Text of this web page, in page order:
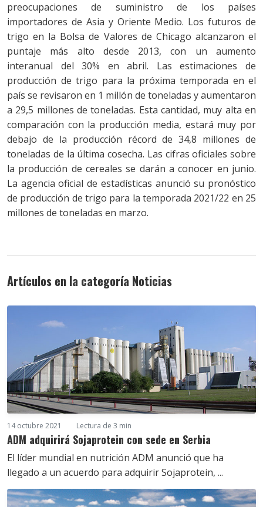
preocupaciones de suministro de los países
importadores de Asia y Oriente Medio. Los futuros de
trigo en la Bolsa de Valores de Chicago alcanzaron el
puntaje más alto desde 2013, con un aumento
interanual del 30% en abril. Las estimaciones de
producción de trigo para la próxima temporada en el
país se revisaron en 1 millón de toneladas y aumentaron
a 29,5 millones de toneladas. Esta cantidad, muy alta en
comparación con la producción media, estará muy por
debajo de la producción récord de 34,8 millones de
toneladas de la última cosecha. Las cifras oficiales sobre
la producción de cereales se darán a conocer en junio.
La agencia oficial de estadísticas anunció su pronóstico
de producción de trigo para la temporada 2021/22 en 25
millones de toneladas en marzo.
Artículos en la categoría Noticias
14 octubre 2021 Lectura de 3 min
ADM adquirirá Sojaprotein con sede en Serbia
El líder mundial en nutrición ADM anunció que ha
llegado a un acuerdo para adquirir Sojaprotein, ...